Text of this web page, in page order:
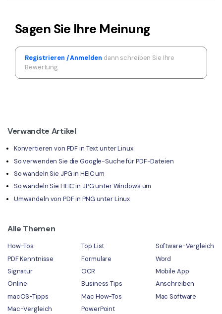
Sagen Sie Ihre Meinung
Registrieren / Anmelden dann schreiben Sie Ihre
Bewertung
Verwandte Artikel
Konvertieren von PDF in Text unter Linux
So verwenden Sie die Google-Suche für PDF-Dateien
So wandeln Sie JPG in HEIC um
So wandeln Sie HEIC in JPG unter Windows um
Umwandeln von PDF in PNG unter Linux
Alle Themen
How-Tos Top List
Software-Vergleich
PDF Kenntnisse
Formulare
Word
Signatur
OCR
Mobile App
Online
Business Tips
Anschreiben
macOS-Tipps
Mac How-Tos
Mac Software
Mac-Vergleich
PowerPoint